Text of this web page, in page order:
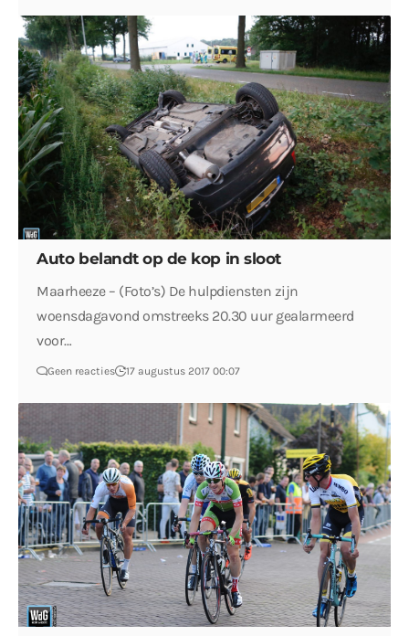
Auto belandt op de kop in sloot
Maarheeze – (Foto’s) De hulpdiensten zijn
woensdagavond omstreeks 20.30 uur gealarmeerd
voor…
Geen reacties 17 augustus 2017 00:07